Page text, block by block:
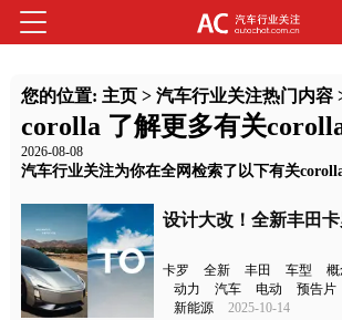
您的位置: 主页> 汽车行业关注热门内容
corolla 了解更多有关
2026-08-08
汽车行业关注为你在全网检索了以下有关corolla
设计大改！全新丰田
卡罗 全新 丰田 车型
动力
汽车 电动 预告片
新能源
2025-10-14